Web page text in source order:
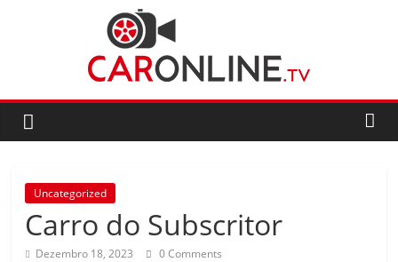
CarOnline.TV
CarOnline.TV
Ensaios
Automóvel
em
Português
Uncategorized
Carro do Subscritor
Dezembro 18, 2023 0 Comments